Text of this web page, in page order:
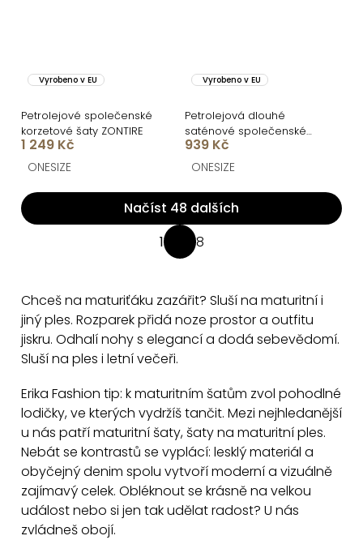
Vyrobeno v EU
Petrolejové společenské
korzetové šaty ZONTIRE
1 249 Kč
ONESIZE
Vyrobeno v EU
Petrolejová dlouhé
saténové společenské
šaty ORIXY s výstřihem
939 Kč
ONESIZE
O
v
á
d
a
p
r
v
k
y
v
Načíst 48 dalších
á
n
k
á
n
í
1 8
Chceš na maturiťáku zazářit? Sluší na maturitní i
jiný ples. Rozparek přidá noze prostor a outfitu
jiskru. Odhalí nohy s elegancí a dodá sebevědomí.
Sluší na ples i letní večeři.
Erika Fashion tip: k maturitním šatům zvol pohodlné
lodičky, ve kterých vydržíš tančit. Mezi nejhledanější
u nás patří maturitní šaty, šaty na maturitní ples.
Nebát se kontrastů se vyplácí: lesklý materiál a
obyčejný denim spolu vytvoří moderní a vizuálně
zajímavý celek. Obléknout se krásně na velkou
událost nebo si jen tak udělat radost? U nás
zvládneš obojí.